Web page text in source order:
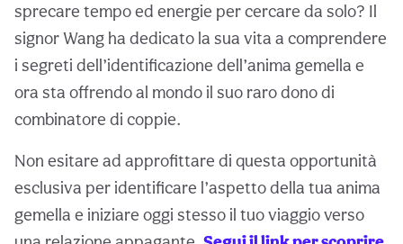
sprecare tempo ed energie per cercare da solo? Il
signor Wang ha dedicato la sua vita a comprendere
i segreti dell’identificazione dell’anima gemella e
ora sta offrendo al mondo il suo raro dono di
combinatore di coppie.
Non esitare ad approfittare di questa opportunità
esclusiva per identificare l’aspetto della tua anima
gemella e iniziare oggi stesso il tuo viaggio verso